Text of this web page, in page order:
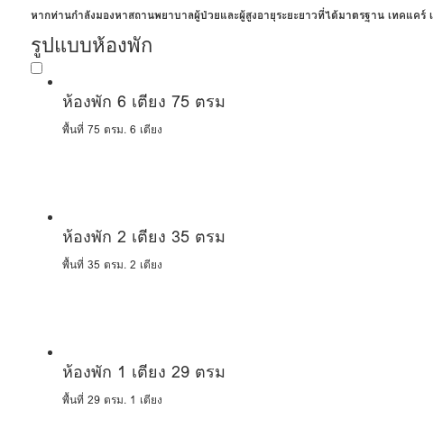
หากท่านกำลังมองหาสถานพยาบาลผู้ป่วยและผู้สูงอายุระยะยาวที่ได้มาตรฐาน เทคแคร์
รูปแบบห้องพัก
ห้องพัก 6 เตียง 75 ตรม
พื้นที่ 75 ตรม. 6 เตียง
ห้องพัก 2 เตียง 35 ตรม
พื้นที่ 35 ตรม. 2 เตียง
ห้องพัก 1 เตียง 29 ตรม
พื้นที่ 29 ตรม. 1 เตียง